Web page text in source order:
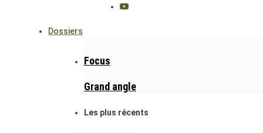
Dossiers
Focus
Grand angle
Les plus récents